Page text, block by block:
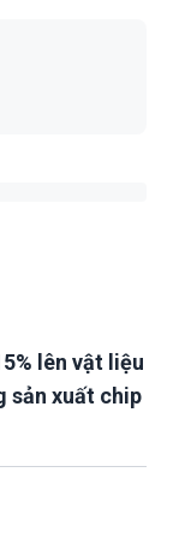
lên vật liệu
sản xuất chip